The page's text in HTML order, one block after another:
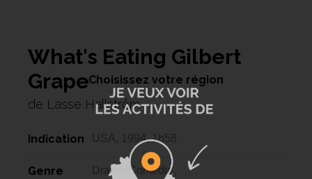
What's Eating Gilbert
Grape
de Lasse Hallström
Indication USA, 1994, 1h58
Genre Drame/Comédie,
Choisissez votre région